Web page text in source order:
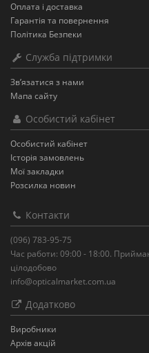
Оплата і доставка
Гарантія та повернення
Політика Безпеки
Служба підтримки
Зв’язатися з нами
Мапа сайту
Особистий кабінет
Особистий кабінет
Історія замовлень
Мої закладки
Розсилка новин
Контакти
(096) 783-95-75
Час работи: 09:00 - 18:00.
цілодобово
info@opticalmarket.com.ua
Додатково
Виробники
Архів акцій